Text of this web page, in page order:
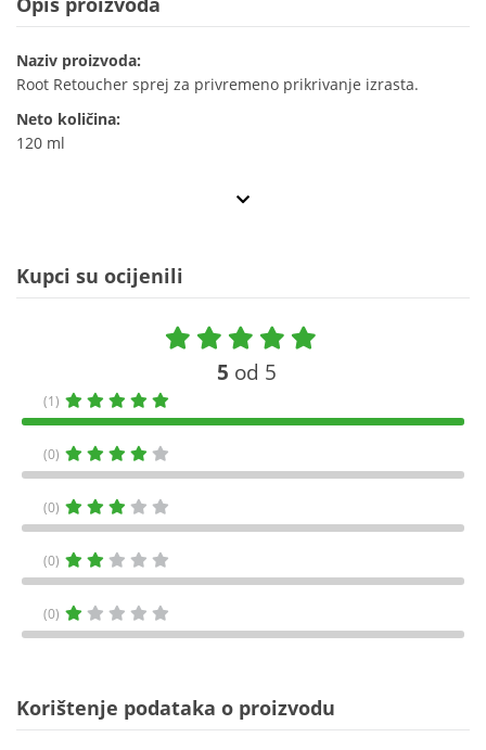
Naziv proizvoda:
Root Retoucher sprej za privremeno prikrivanje izrasta.
Neto količina:
120 ml
Kupci su ocijenili
5 od 5
(1)
(0)
(0)
(0)
(0)
Korištenje podataka o proizvodu